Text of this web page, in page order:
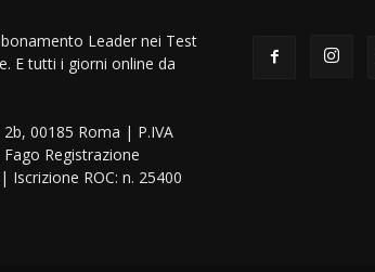
Leader nei Test
E tutti i giorni online da
00185 Roma | P.IVA
Registrazione
Iscrizione ROC: n. 25400